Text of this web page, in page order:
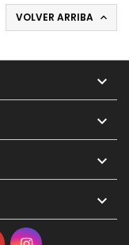
VOLVER ARRIBA 



